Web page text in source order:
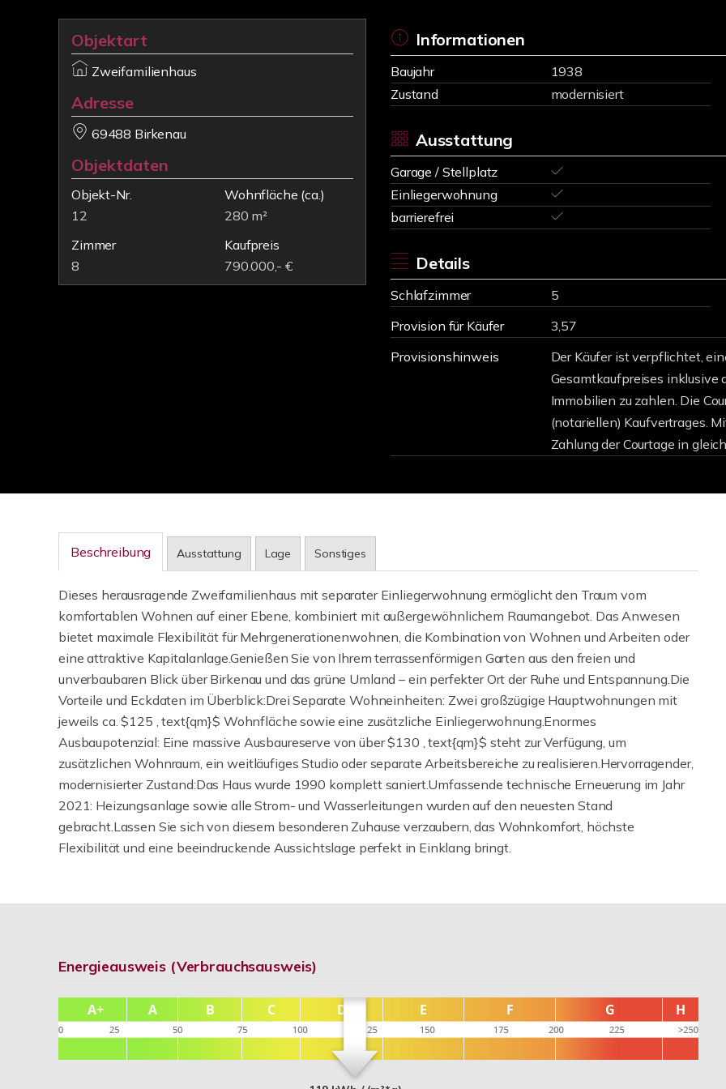
Objektart
Zweifamilienhaus
Adresse
69488 Birkenau
Objektdaten
Objekt-Nr.
12
Wohnfläche (ca.)
280 m²
Zimmer
8
Kaufpreis
790.000,- €
Informationen
Baujahr
1938
Zustand
modernisiert
Ausstattung
Garage / Stellplatz
Einliegerwohnung
barrierefrei
Details
Schlafzimmer
5
Provision für Käufer
3,57
Provisionshinweis
Der Käufer ist verpflichtet,
Gesamtkaufpreises inklusive
Immobilien zu zahlen. Die
(notariellen) Kaufvertrages.
Zahlung der Courtage in
Beschreibung Ausstattung Lage Sonstiges
Dieses herausragende Zweifamilienhaus mit separater Einliegerwohnung ermöglicht den Traum vom
komfortablen Wohnen auf einer Ebene, kombiniert mit außergewöhnlichem Raumangebot. Das Anwesen
bietet maximale Flexibilität für Mehrgenerationenwohnen, die Kombination von Wohnen und Arbeiten oder
eine attraktive Kapitalanlage.Genießen Sie von Ihrem terrassenförmigen Garten aus den freien und
unverbaubaren Blick über Birkenau und das grüne Umland – ein perfekter Ort der Ruhe und Entspannung.Die
Vorteile und Eckdaten im Überblick:Drei Separate Wohneinheiten: Zwei großzügige Hauptwohnungen mit
jeweils ca. $125 , text{qm}$ Wohnfläche sowie eine zusätzliche Einliegerwohnung.Enormes
Ausbaupotenzial: Eine massive Ausbaureserve von über $130 , text{qm}$ steht zur Verfügung, um
zusätzlichen Wohnraum, ein weitläufiges Studio oder separate Arbeitsbereiche zu realisieren.Hervorragender,
modernisierter Zustand:Das Haus wurde 1990 komplett saniert.Umfassende technische Erneuerung im Jahr
2021: Heizungsanlage sowie alle Strom- und Wasserleitungen wurden auf den neuesten Stand
gebracht.Lassen Sie sich von diesem besonderen Zuhause verzaubern, das Wohnkomfort, höchste
Flexibilität und eine beeindruckende Aussichtslage perfekt in Einklang bringt.
Energieausweis (Verbrauchsausweis)